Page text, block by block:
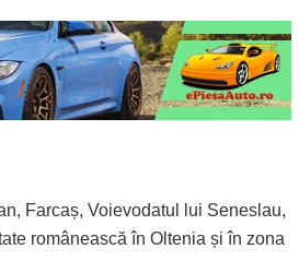
Farcaș, Voievodatul lui Seneslau,
românească în Oltenia și în zona